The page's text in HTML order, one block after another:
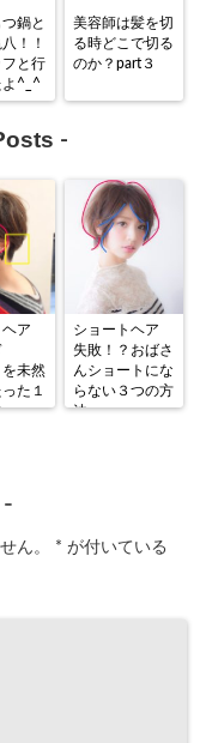
鍋と
！！
フと行
よ^_^
美容師は髪を切
る時どこで切る
のか？part３
-
ア
未然
た１
ショートヘア
失敗！？おばさ
んショートにな
らない３つの方
法
-
ん。 * が付いている